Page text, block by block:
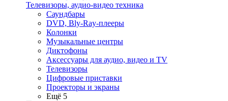
Телевизоры, аудио-видео техника
Саундбары
DVD, Bly-Ray-плееры
Колонки
Музыкальные центры
Диктофоны
Аксессуары для аудио, видео и TV
Телевизоры
Цифровые приставки
Проекторы и экраны
Ещё 5